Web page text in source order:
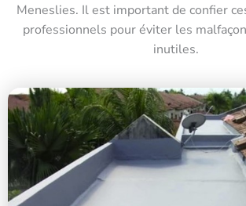
Meneslies. Il est important de confier
professionnels pour éviter les
inutiles.